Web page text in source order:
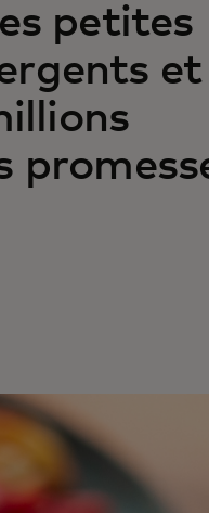
petites
et